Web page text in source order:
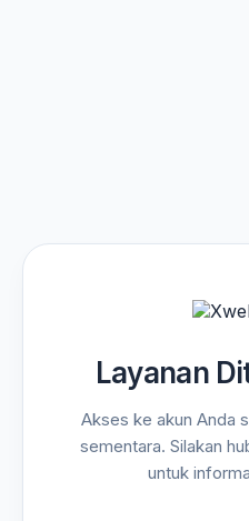
Layanan
Akses ke akun Anda
sementara. Silakan
untuk